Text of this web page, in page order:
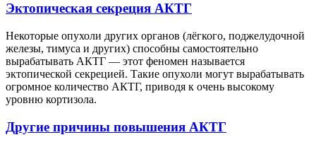
Эктопическая секреция АКТГ
Некоторые опухоли других органов (лёгкого, поджелудочной
железы, тимуса и других) способны самостоятельно
вырабатывать АКТГ — этот феномен называется
эктопической секрецией. Такие опухоли могут вырабатывать
огромное количество АКТГ, приводя к очень высокому
уровню кортизола.
Другие причины повышения АКТГ